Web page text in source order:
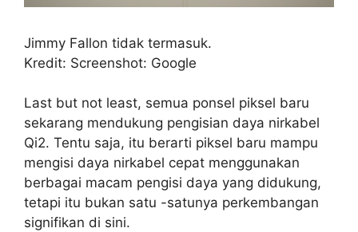
Jimmy Fallon tidak termasuk.
Kredit: Screenshot: Google
Last but not least, semua ponsel piksel baru
sekarang mendukung pengisian daya nirkabel
Qi2. Tentu saja, itu berarti piksel baru mampu
mengisi daya nirkabel cepat menggunakan
berbagai macam pengisi daya yang didukung,
tetapi itu bukan satu -satunya perkembangan
signifikan di sini.